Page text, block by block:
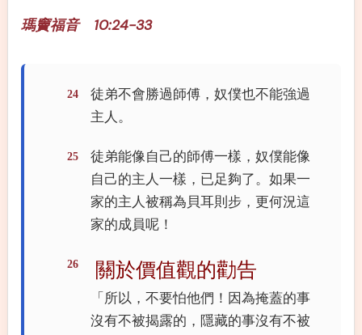
瑪竇福音 10:24-33
24
徒弟不會勝過師傅，奴僕也不能強過
主人。
25
徒弟能像自己的師傅一樣，奴僕能像
自己的主人一樣，已足夠了。如果一
家的主人被稱為貝耳則步，更何況這
家的成員呢！
26 關於價值觀的勸告
「所以，不要怕他們！因為掩蓋的事
沒有不被揭露的，隱藏的事沒有不被